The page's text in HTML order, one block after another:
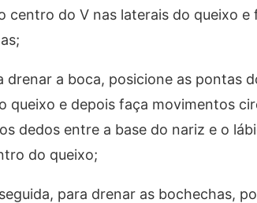
centro do V nas laterais do queixo
a boca, posicione as pontas
queixo e depois faça movimentos
dedos entre a base do nariz e o
do queixo;
para drenar as bochechas,